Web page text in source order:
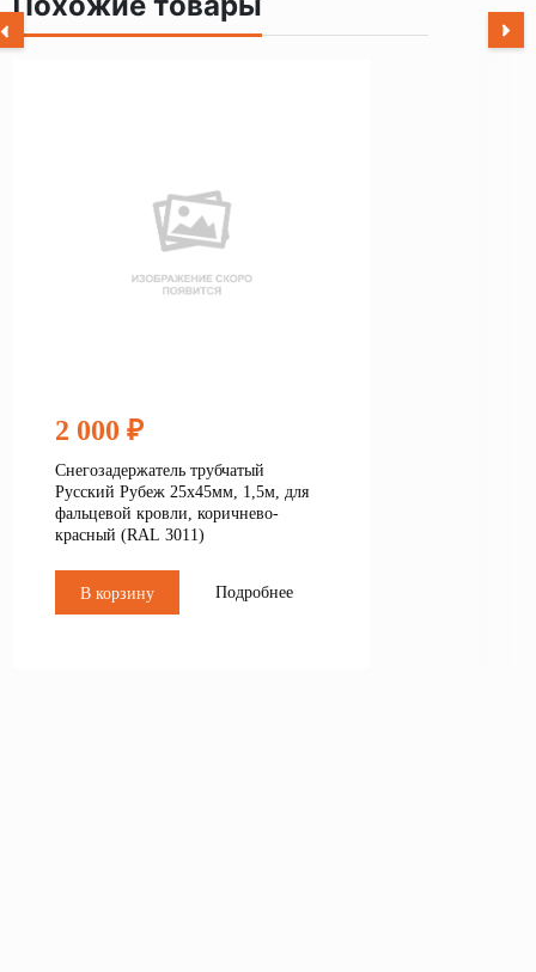
2 000 ₽
Снегозадержатель трубчатый
Русский Рубеж 25х45мм, 1,5м, для
фальцевой кровли, коричнево-
красный (RAL 3011)
В корзину Подробнее